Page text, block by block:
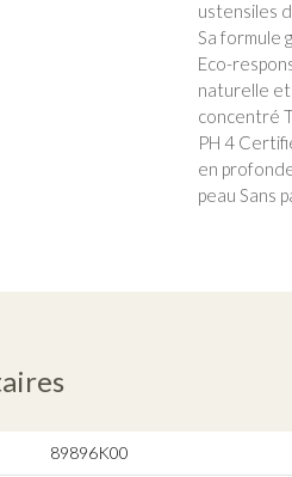
ustensiles
Sa formule
Eco-
naturelle
concentré
PH 4
en
peau Sans
89896K00